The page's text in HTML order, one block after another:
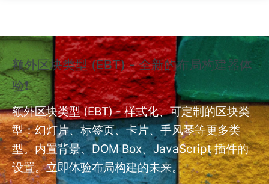
额外区块类型 (EBT) - 全新的布局构建器体
验❗
额外区块类型 (EBT) - 样式化、可定制的区块类
型：幻灯片、标签页、卡片、手风琴等更多类
型。内置背景、DOM Box、JavaScript 插件的
设置。立即体验布局构建的未来。
额